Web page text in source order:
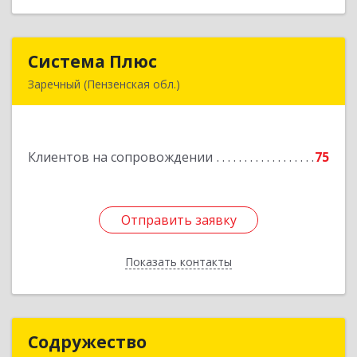
Система Плюс
Заречный (Пензенская обл.)
Клиентов на сопровождении 75
Отправить заявку
Показать контакты
Подробнее
Отправить заявку
Назад
Содружество